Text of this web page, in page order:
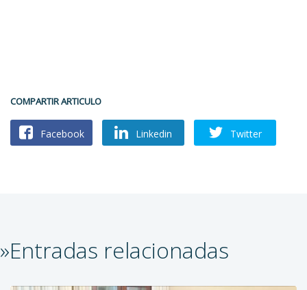
COMPARTIR ARTICULO
Facebook Linkedin Twitter
»Entradas relacionadas